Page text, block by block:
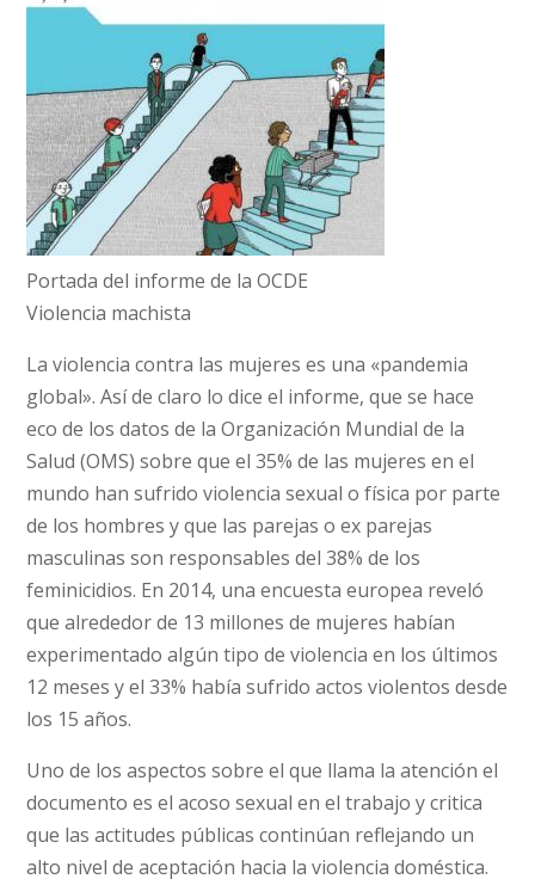
Portada del informe de la OCDE
Violencia machista
La violencia contra las mujeres es una «pandemia
global». Así de claro lo dice el informe, que se hace
eco de los datos de la Organización Mundial de la
Salud (OMS) sobre que el 35% de las mujeres en el
mundo han sufrido violencia sexual o física por parte
de los hombres y que las parejas o ex parejas
masculinas son responsables del 38% de los
feminicidios. En 2014, una encuesta europea reveló
que alrededor de 13 millones de mujeres habían
experimentado algún tipo de violencia en los últimos
12 meses y el 33% había sufrido actos violentos desde
los 15 años.
Uno de los aspectos sobre el que llama la atención el
documento es el acoso sexual en el trabajo y critica
que las actitudes públicas continúan reflejando un
alto nivel de aceptación hacia la violencia doméstica.